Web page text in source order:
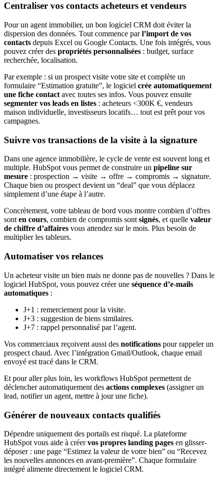
Centraliser vos contacts acheteurs et vendeurs
Pour un agent immobilier, un bon logiciel CRM doit éviter la
dispersion des données. Tout commence parl’import de vos
contacts depuis Excel ou Google Contacts. Une fois intégrés, vous
pouvez créer des propriétés personnalisées : budget, surface
recherchée, localisation.
Par exemple : si un prospect visite votre site et complète un
formulaire “Estimation gratuite”, le logiciel crée automatiquement
une fiche contact avec toutes ses infos. Vous pouvez ensuite
segmenter vos leads en listes : acheteurs <300K €, vendeurs
maison individuelle, investisseurs locatifs… tout est prêt pour vos
campagnes.
Suivre vos transactions de la visite à la signature
Dans une agence immobilière, le cycle de vente est souvent long et
multiple. HubSpot vous permet de construire un pipeline sur
mesure : prospection → visite → offre → compromis → signature.
Chaque bien ou prospect devient un “deal” que vous déplacez
simplement d’une étape à l’autre.
Concrètement, votre tableau de bord vous montre combien d’offres
sonten cours, combien de compromis sontsignés, et quelle valeur
de chiffre d’affaires vous attendez sur le mois. Plus besoin de
multiplier les tableurs.
Automatiser vos relances
Un acheteur visite un bien mais ne donne pas de nouvelles ? Dans le
logiciel HubSpot, vous pouvez créer une séquence d’e-mails
automatiques :
J+1 : remerciement pour la visite.
J+3 : suggestion de biens similaires.
J+7 : rappel personnalisé par l’agent.
Vos commerciaux reçoivent aussi des notifications pour rappeler un
prospect chaud. Avec l’intégration Gmail/Outlook, chaque email
envoyé est tracé dans le CRM.
Et pour aller plus loin, les workflows HubSpot permettent de
déclencher automatiquement des actions complexes (assigner un
lead, notifier un agent, mettre à jour une fiche).
Générer de nouveaux contacts qualifiés
Dépendre uniquement des portails est risqué. La plateforme
HubSpot vous aide à créervos propres landing pages en glisser-
déposer : une page “Estimez la valeur de votre bien” ou “Recevez
les nouvelles annonces en avant-première”. Chaque formulaire
intégré alimente directement le logiciel CRM.